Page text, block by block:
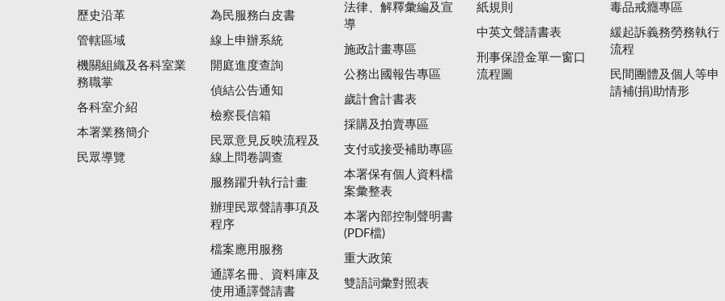
歷史沿革
管轄區域
機關組織及各科室業
務職掌
各科室介紹
本署業務簡介
民眾導覽
為民服務白皮書
線上申辦系統
開庭進度查詢
偵結公告通知
檢察長信箱
民眾意見反映流程及
線上問卷調查
服務躍升執行計畫
辦理民眾聲請事項及
程序
檔案應用服務
通譯名冊、資料庫及
使用通譯聲請書
法律、解釋彙編及宣
導
施政計畫專區
公務出國報告專區
歲計會計書表
採購及拍賣專區
支付或接受補助專區
本署保有個人資料檔
案彙整表
本署內部控制聲明書
(PDF檔)
重大政策
雙語詞彙對照表
紙規則
中英文聲請書表
刑事保證金單一窗口
流程圖
毒品戒癮專區
緩起訴義務勞務執行
流程
民間團體及個人等申
請補(捐)助情形